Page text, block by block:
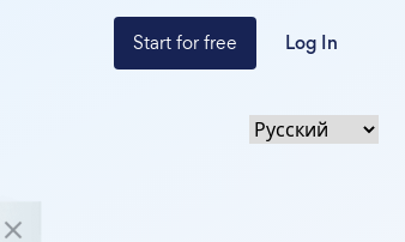
Start for free Log In